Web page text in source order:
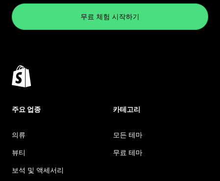
무료 체험 시작하기
주요 업종
의류
뷰티
보석 및 액세서리
카테고리
모든 테마
무료 테마